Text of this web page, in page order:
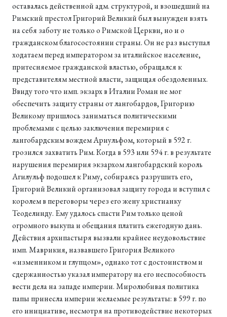
оставалась действенной адм. структурой, и взошедший на
Римский престол Григорий Великий был вынужден взять
на себя заботу не только о Римской Церкви, но и о
гражданском благосостоянии страны. Он не раз выступал
ходатаем перед императором за италийское население,
притесняемое гражданской властью, обращался к
представителям местной власти, защищая обездоленных.
Ввиду того что имп. экзарх в Италии Роман не мог
обеспечить защиту страны от лангобардов, Григорию
Великому пришлось заниматься политическими
проблемами с целью заключения перемирия с
лангобардским вождем Ариульфом, который в 592 г.
грозился захватить Рим. Когда в 593 или 594 г. в результате
нарушения перемирия экзархом лангобардский король
Агилульф подошел к Риму, собираясь разрушить его,
Григорий Великий организовал защиту города и вступил с
королем в переговоры через его жену христианку
Теоделинду. Ему удалось спасти Рим только ценой
огромного выкупа и обещания платить ежегодную дань.
Действия архипастыря вызвали крайнее неудовольствие
имп. Маврикия, назвавшего Григория Великого
«изменником и глупцом», однако тот с достоинством и
сдержанностью указал императору на его неспособность
вести дела на западе империи. Миролюбивая политика
папы принесла империи желаемые результаты: в 599 г. по
его инициативе, несмотря на противодействие некоторых